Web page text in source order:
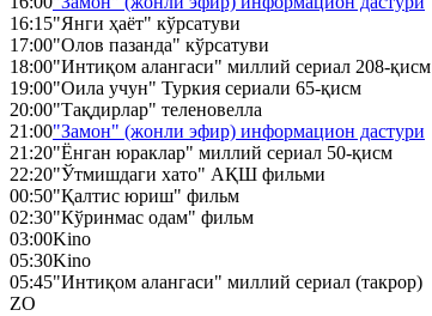
16:15"Янги ҳаёт" кўрсатуви
17:00"Олов пазанда" кўрсатуви
18:00"Интиқом алангаси" миллий сериал 208-қисм
19:00"Оила учун" Туркия сериали 65-қисм
20:00"Тақдирлар" теленовелла
21:00"Замон" (жонли эфир) информацион дастури
21:20"Ёнган юраклар" миллий сериал 50-қисм
22:20"Ўтмишдаги хато" АҚШ фильми
00:50"Қалтис юриш" фильм
02:30"Кўринмас одам" фильм
03:00Kino
05:30Kino
05:45"Интиқом алангаси" миллий сериал (такрор)
ZO